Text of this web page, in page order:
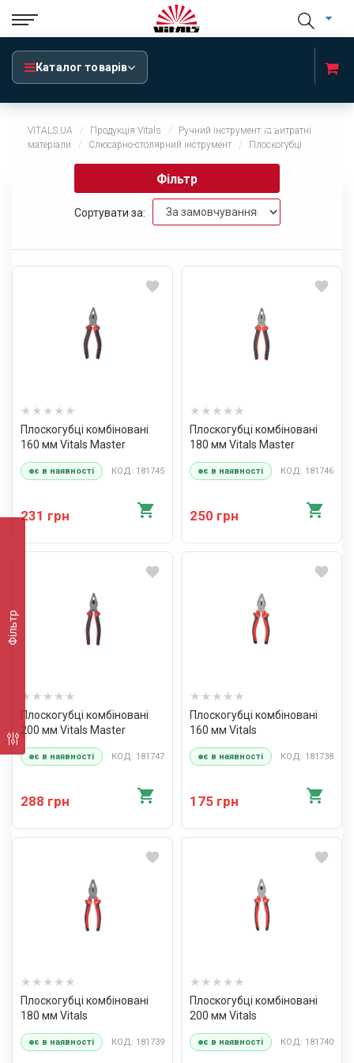
Каталог товарів
VITALS.UA Продукція Vitals
Ручний інструмент та витратні
матеріали
Слюсарно-столярний інструмент Плоскогубці
x
Фільтр
Фільтр
Сортувати за:
Плоскогубці комбіновані
160 мм Vitals Master
є в наявності КОД: 181745
231 грн
Плоскогубці комбіновані
180 мм Vitals Master
є в наявності КОД: 181746
250 грн
Плоскогубці комбіновані
200 мм Vitals Master
є в наявності КОД: 181747
288 грн
Плоскогубці комбіновані
160 мм Vitals
є в наявності КОД: 181738
175 грн
Плоскогубці комбіновані
180 мм Vitals
є в наявності КОД: 181739
Плоскогубці комбіновані
200 мм Vitals
є в наявності КОД: 181740